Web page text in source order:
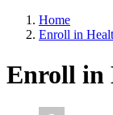
Home
Enroll in
Enroll in